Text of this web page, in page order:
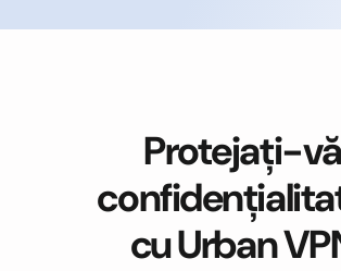
Protejați-vă
cu Urban